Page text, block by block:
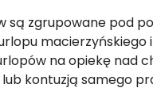
zgrupowane pod
na opiekę nad
kontuzją samego